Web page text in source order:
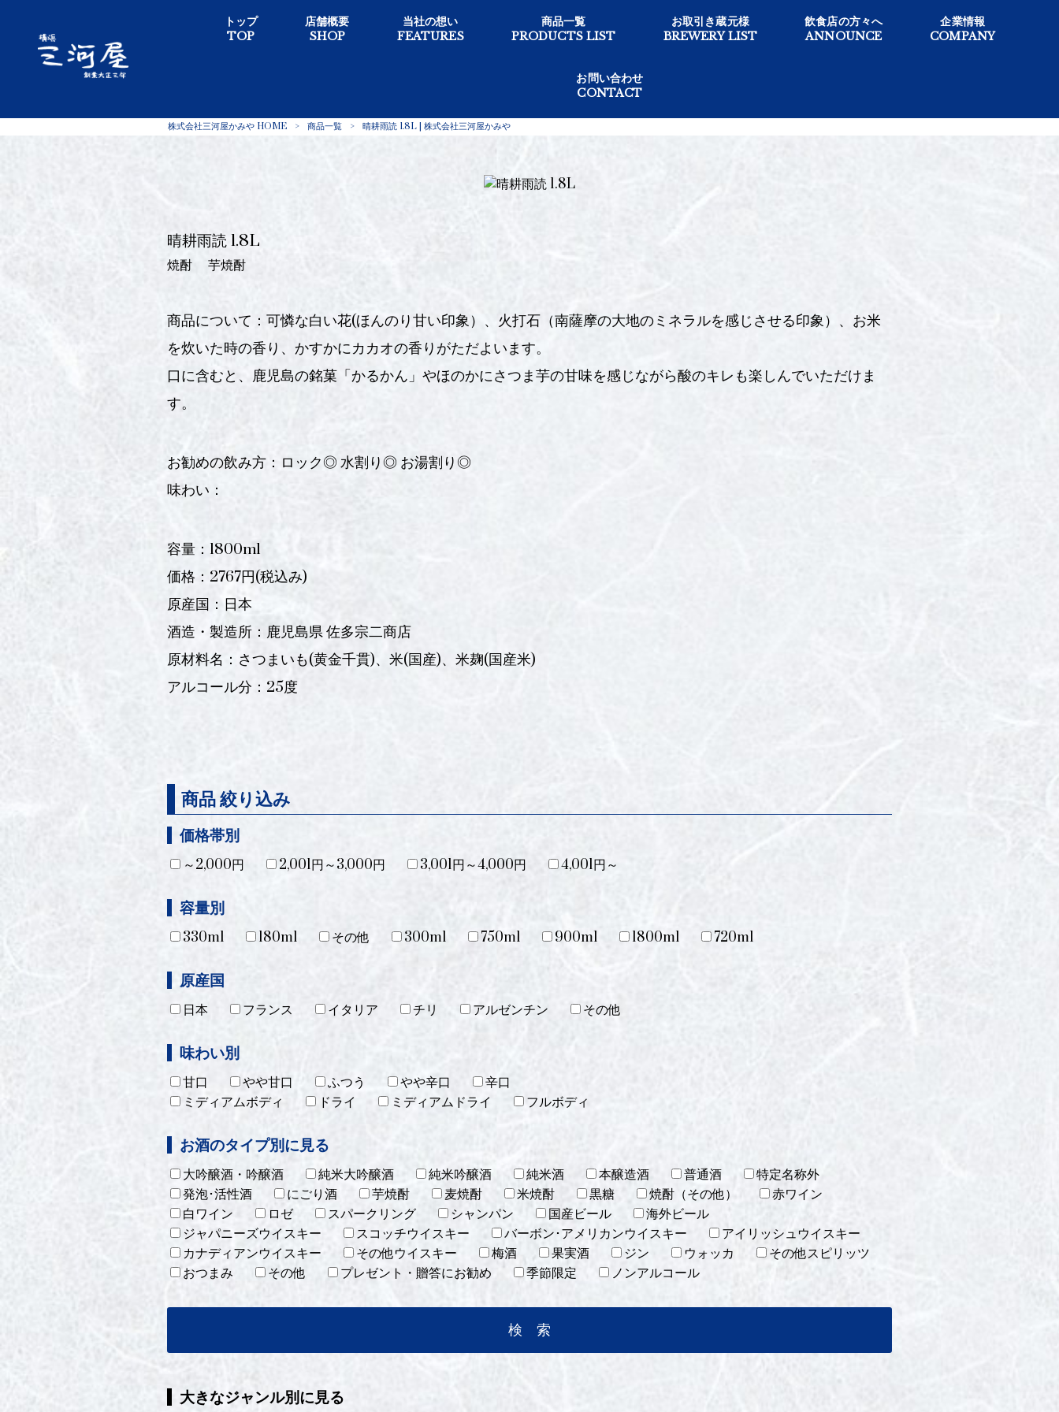
トップ
TOP
店舗概要
SHOP
当社の想い
FEATURES
商品一覧
PRODUCTS LIST
お取引き蔵元様
BREWERY LIST
飲食店の方々へ
ANNOUNCE
企業情報
COMPANY
お問い合わせ
CONTACT
株式会社三河屋かみや HOME > 商品一覧 > 晴耕雨読 1.8L | 株式会社三河屋かみや
晴耕雨読 1.8L
焼酎 芋焼酎
商品について：可憐な白い花(ほんのり甘い印象）、火打石（南薩摩の大地のミネラルを感じさせる印象）、お米
を炊いた時の香り、かすかにカカオの香りがただよいます。
口に含むと、鹿児島の銘菓「かるかん」やほのかにさつま芋の甘味を感じながら酸のキレも楽しんでいただけま
す。
お勧めの飲み方：ロック◎ 水割り◎ お湯割り◎
味わい：
容量：1800ml
価格：2767円(税込み)
原産国：日本
酒造・製造所：鹿児島県 佐多宗二商店
原材料名：さつまいも(黄金千貫)、米(国産)、米麹(国産米)
アルコール分：25度
商品 絞り込み
価格帯別
～2,000円
2,001円～3,000円 3,001円～4,000円 4,001円～
容量別
330ml
180ml その他 300ml 750ml 900ml 1800ml 720ml
原産国
日本
フランス イタリア チリ アルゼンチン その他
味わい別
甘口
やや甘口 ふつう やや辛口
辛口
ミディアムボディ
ドライ ミディアムドライ フルボディ
お酒のタイプ別に見る
大吟醸酒・吟醸酒
純米大吟醸酒 純米吟醸酒 純米酒 本醸造酒 普通酒
特定名称外
発泡･活性酒
にごり酒 芋焼酎 麦焼酎 米焼酎 黒糖 焼酎（その他）
赤ワイン
白ワイン
ロゼ スパークリング シャンパン 国産ビール
海外ビール
ジャパニーズウイスキー
スコッチウイスキー バーボン･アメリカンウイスキー
アイリッシュウイスキー
カナディアンウイスキー
その他ウイスキー 梅酒 果実酒 ジン ウォッカ
その他スピリッツ
おつまみ
その他 プレゼント・贈答にお勧め 季節限定 ノンアルコール
大きなジャンル別に見る